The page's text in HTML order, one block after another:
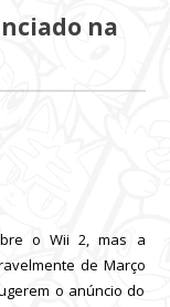
na
o Wii 2, mas a
de Março
o anúncio do